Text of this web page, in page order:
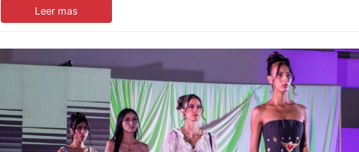
Leer mas